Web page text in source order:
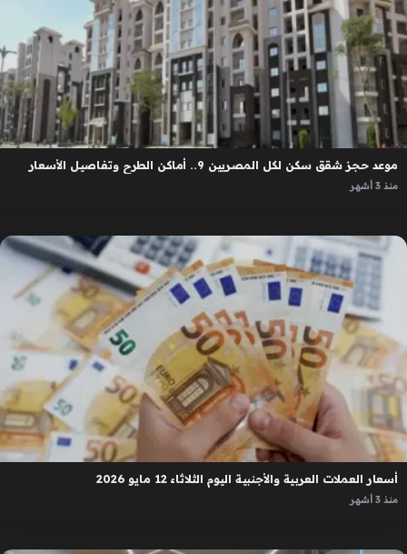
موعد حجز شقق سكن لكل المصريين 9.. أماكن الطرح وتفاصيل الأسعار
منذ 3 أشهر
أسعار العملات العربية والأجنبية اليوم الثلاثاء 12 مايو 2026
منذ 3 أشهر